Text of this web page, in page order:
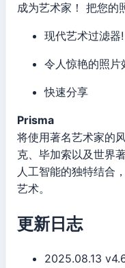
成为艺术家！ 把您的
现代艺术过滤器!
令人惊艳的照片
快速分享
Prisma
将使用著名艺术家的
克、毕加索以及世界
人工智能的独特结合
艺术。
更新日志
2025.08.13